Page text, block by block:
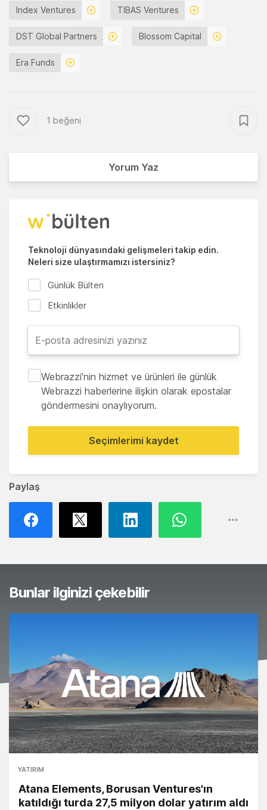
Paylaş
Index Ventures TIBAS Ventures
DST Global Partners Blossom Capital
Era Funds
1 beğeni
Yorum Yaz
Teknoloji dünyasındaki gelişmeleri takip edin.
Neleri size ulaştırmamızı istersiniz?
Günlük Bülten
Etkinlikler
Webrazzi'nin hizmet ve ürünleri ile günlük
Webrazzi haberlerine ilişkin olarak epostalar
göndermesini onaylıyorum.
Seçimlerimi kaydet
Bunlar ilginizi çekebilir
YATIRIM
Atana Elements, Borusan Ventures'ın
katıldığı turda 27,5 milyon dolar yatırım aldı